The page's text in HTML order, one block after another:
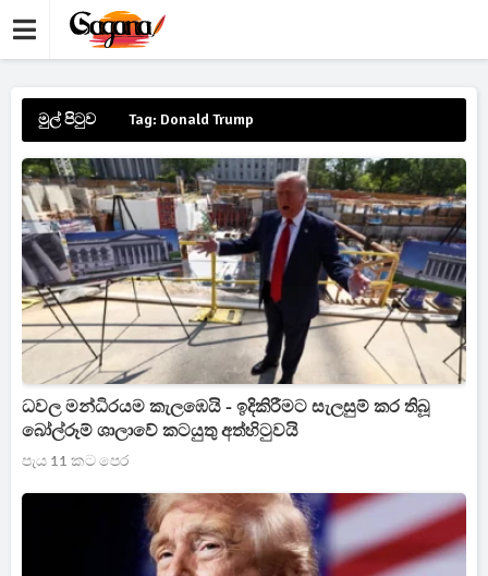
මුල් පිටුව Tag: Donald Trump
ධවල මන්ධිරයම කැලඹෙයි - ඉදිකිරීමට සැලසුම් කර තිබූ
බෝල්රූම් ශාලාවේ කටයුතු අත්හිටුවයි
පැය 11 කට පෙර